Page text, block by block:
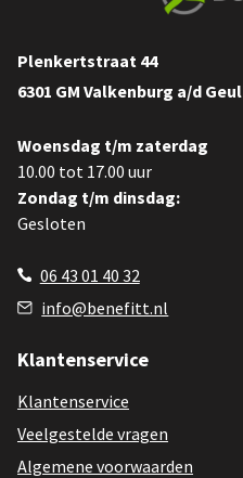
Plenkertstraat 44
6301 GM Valkenburg a/d Geul
Woensdag t/m zaterdag
10.00 tot 17.00 uur
Zondag t/m dinsdag:
Gesloten
06 43 01 40 32
info@benefitt.nl
Klantenservice
Klantenservice
Veelgestelde vragen
Algemene voorwaarden